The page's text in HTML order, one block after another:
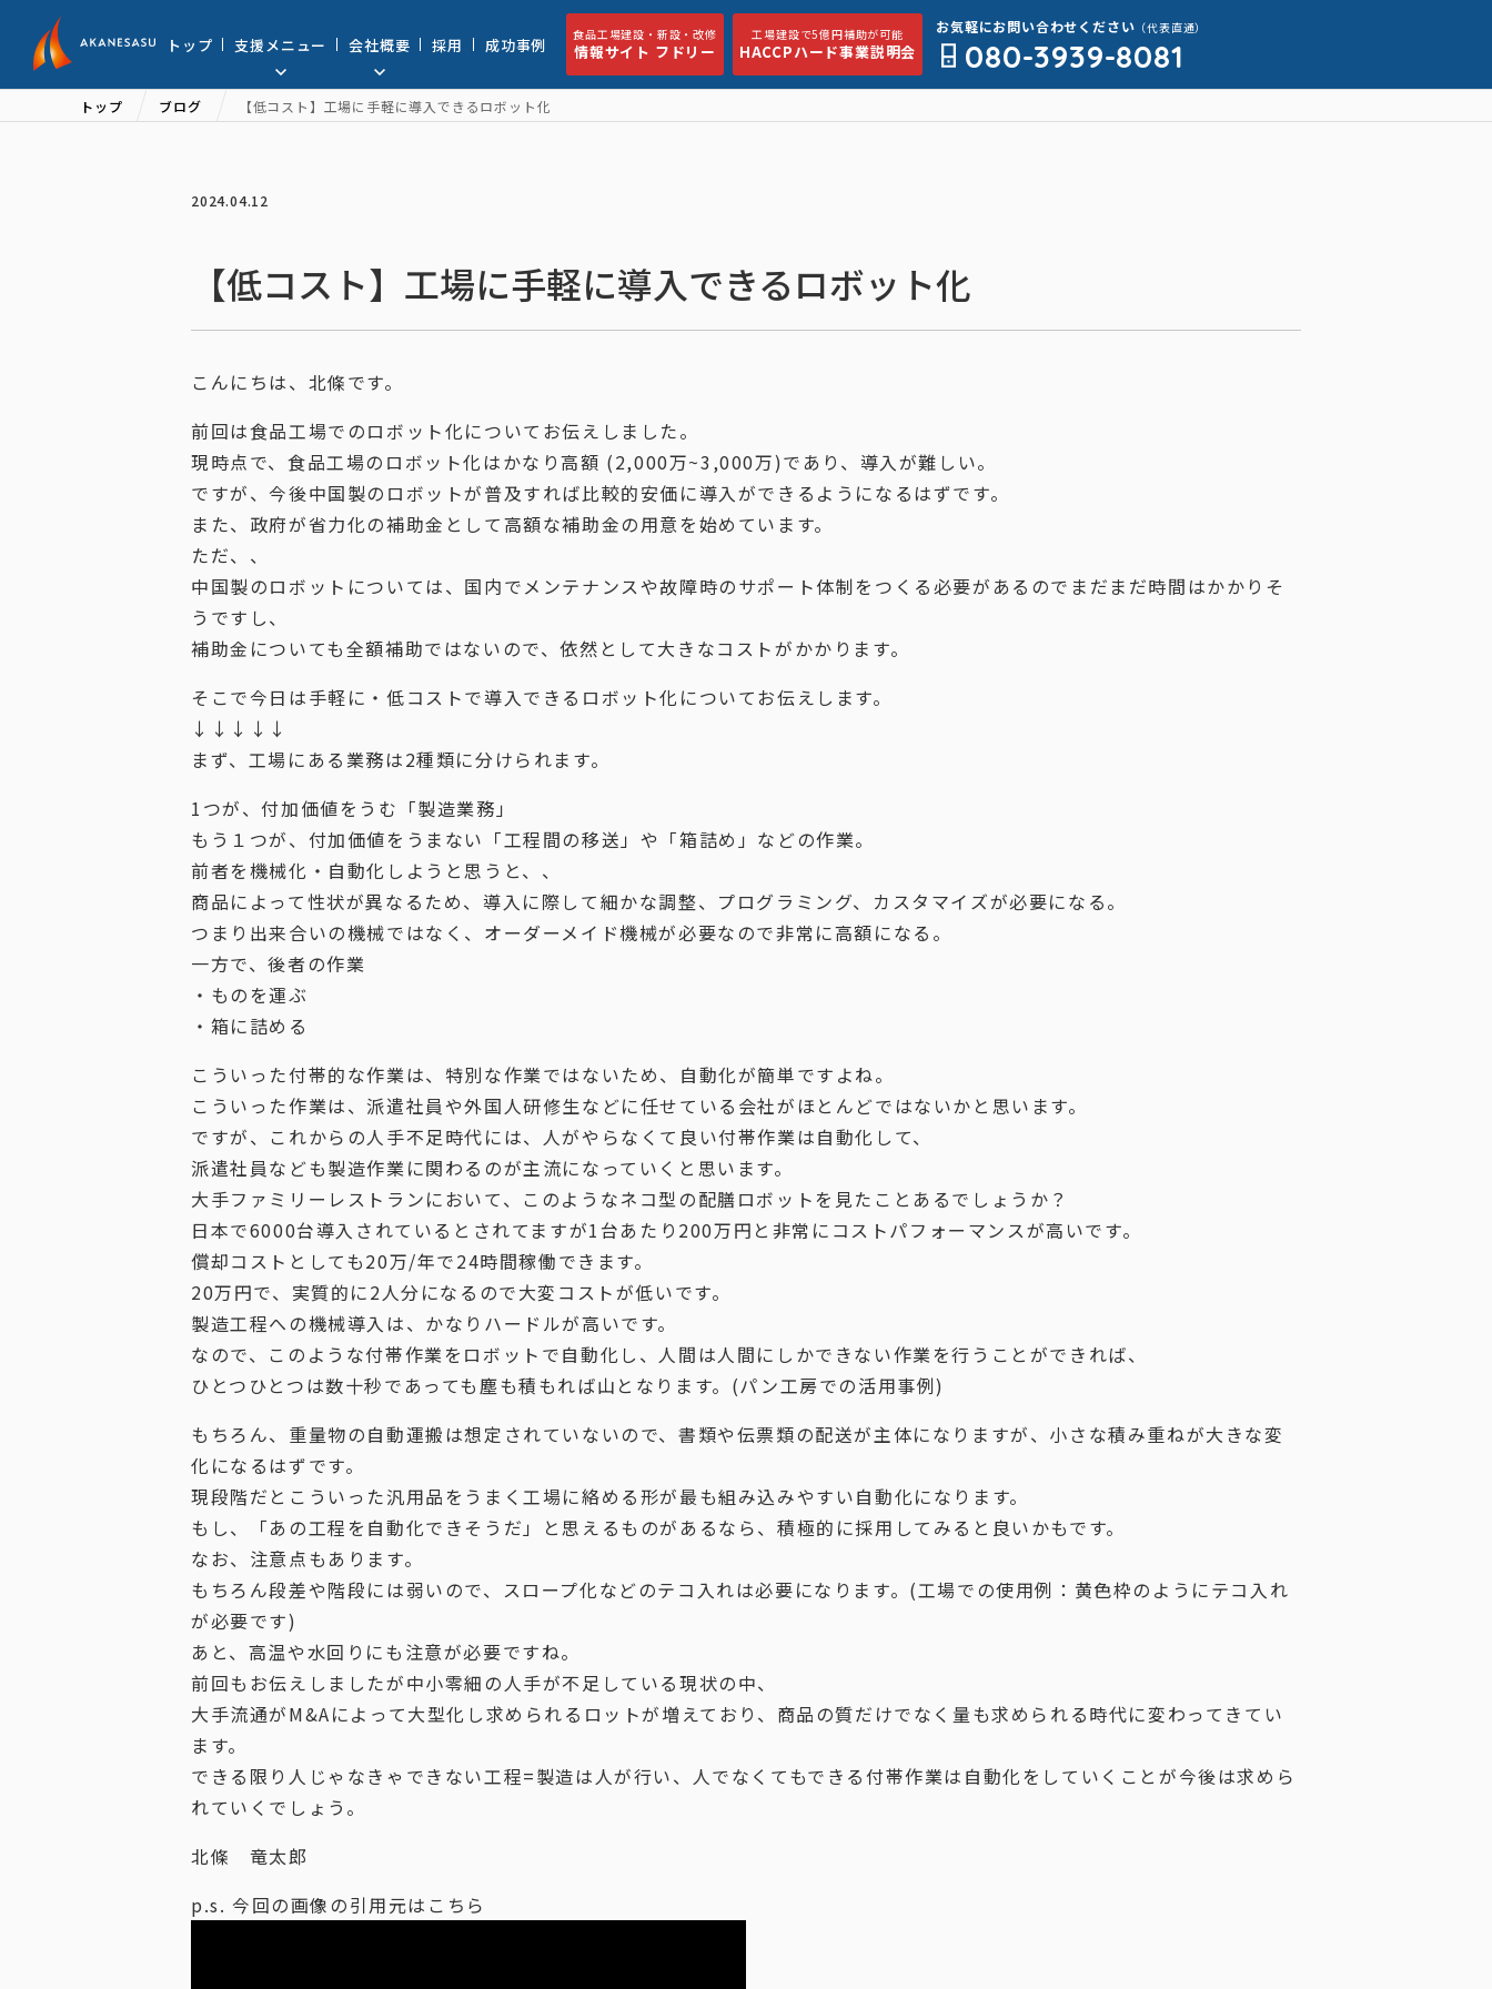
トップ 支援メニュー 会社概要 採用 成功事例 食品工場建設・新設・改修
情報サイト フドリー
工場建設で5億円補助が可能
HACCPハード事業説明会
お気軽にお問い合わせください （代表直通）
080-3939-8081
トップ ブログ 【低コスト】工場に手軽に導入できるロボット化
2024.04.12
【低コスト】工場に手軽に導入できるロボット化
こんにちは、北條です。
前回は食品工場でのロボット化についてお伝えしました。
現時点で、食品工場のロボット化はかなり高額 (2,000万~3,000万)であり、導入が難しい。
ですが、今後中国製のロボットが普及すれば比較的安価に導入ができるようになるはずです。
また、政府が省力化の補助金として高額な補助金の用意を始めています。
ただ、、
中国製のロボットについては、国内でメンテナンスや故障時のサポート体制をつくる必要があるのでまだまだ時間はかかりそ
うですし、
補助金についても全額補助ではないので、依然として大きなコストがかかります。
そこで今日は手軽に・低コストで導入できるロボット化についてお伝えします。
↓↓↓↓↓
まず、工場にある業務は2種類に分けられます。
1つが、付加価値をうむ「製造業務」
もう１つが、付加価値をうまない「工程間の移送」や「箱詰め」などの作業。
前者を機械化・自動化しようと思うと、、
商品によって性状が異なるため、導入に際して細かな調整、プログラミング、カスタマイズが必要になる。
つまり出来合いの機械ではなく、オーダーメイド機械が必要なので非常に高額になる。
一方で、後者の作業
・ものを運ぶ
・箱に詰める
こういった付帯的な作業は、特別な作業ではないため、自動化が簡単ですよね。
こういった作業は、派遣社員や外国人研修生などに任せている会社がほとんどではないかと思います。
ですが、これからの人手不足時代には、人がやらなくて良い付帯作業は自動化して、
派遣社員なども製造作業に関わるのが主流になっていくと思います。
大手ファミリーレストランにおいて、このようなネコ型の配膳ロボットを見たことあるでしょうか？
日本で6000台導入されているとされてますが1台あたり200万円と非常にコストパフォーマンスが高いです。
償却コストとしても20万/年で24時間稼働できます。
20万円で、実質的に2人分になるので大変コストが低いです。
製造工程への機械導入は、かなりハードルが高いです。
なので、このような付帯作業をロボットで自動化し、人間は人間にしかできない作業を行うことができれば、
ひとつひとつは数十秒であっても塵も積もれば山となります。(パン工房での活用事例)
もちろん、重量物の自動運搬は想定されていないので、書類や伝票類の配送が主体になりますが、小さな積み重ねが大きな変
化になるはずです。
現段階だとこういった汎用品をうまく工場に絡める形が最も組み込みやすい自動化になります。
もし、「あの工程を自動化できそうだ」と思えるものがあるなら、積極的に採用してみると良いかもです。
なお、注意点もあります。
もちろん段差や階段には弱いので、スロープ化などのテコ入れは必要になります。(工場での使用例：黄色枠のようにテコ入れ
が必要です)
あと、高温や水回りにも注意が必要ですね。
前回もお伝えしましたが中小零細の人手が不足している現状の中、
大手流通がM&Aによって大型化し求められるロットが増えており、商品の質だけでなく量も求められる時代に変わってきてい
ます。
できる限り人じゃなきゃできない工程=製造は人が行い、人でなくてもできる付帯作業は自動化をしていくことが今後は求めら
れていくでしょう。
北條 竜太郎
p.s. 今回の画像の引用元はこちら